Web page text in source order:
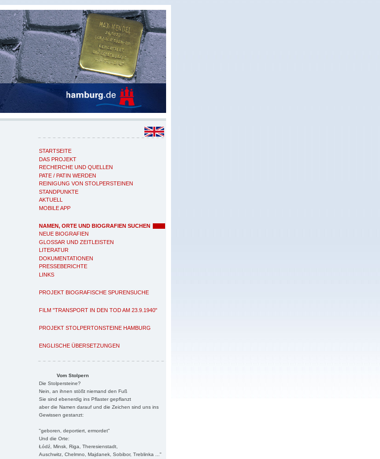
STARTSEITE
DAS PROJEKT
RECHERCHE UND QUELLEN
PATE / PATIN WERDEN
REINIGUNG VON STOLPERSTEINEN
STANDPUNKTE
AKTUELL
MOBILE APP
NAMEN, ORTE UND BIOGRAFIEN SUCHEN
NEUE BIOGRAFIEN
GLOSSAR UND ZEITLEISTEN
LITERATUR
DOKUMENTATIONEN
PRESSEBERICHTE
LINKS
PROJEKT BIOGRAFISCHE SPURENSUCHE
FILM "TRANSPORT IN DEN TOD AM 23.9.1940"
PROJEKT STOLPERTONSTEINE HAMBURG
ENGLISCHE ÜBERSETZUNGEN
Vom Stolpern
Die Stolpersteine?
Nein, an ihnen stößt niemand den Fuß
Sie sind ebenerdig ins Pflaster gepflanzt
aber die Namen darauf und die Zeichen sind uns ins
Gewissen gestanzt:
"geboren, deportiert, ermordet"
Und die Orte:
Łódź, Minsk, Riga, Theresienstadt,
Auschwitz, Chelmno, Majdanek, Sobibor, Treblinka ..."